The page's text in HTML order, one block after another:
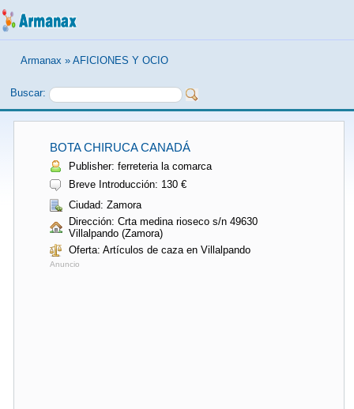
Armanax » AFICIONES Y OCIO
Buscar:
BOTA CHIRUCA CANADÁ
Publisher: ferreteria la comarca
Breve Introducción: 130 €
Ciudad: Zamora
Dirección: Crta medina rioseco s/n 49630
Villalpando (Zamora)
Oferta: Artículos de caza en Villalpando
Anuncio